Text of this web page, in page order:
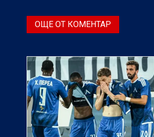
ОЩЕ ОТ КОМЕНТАР